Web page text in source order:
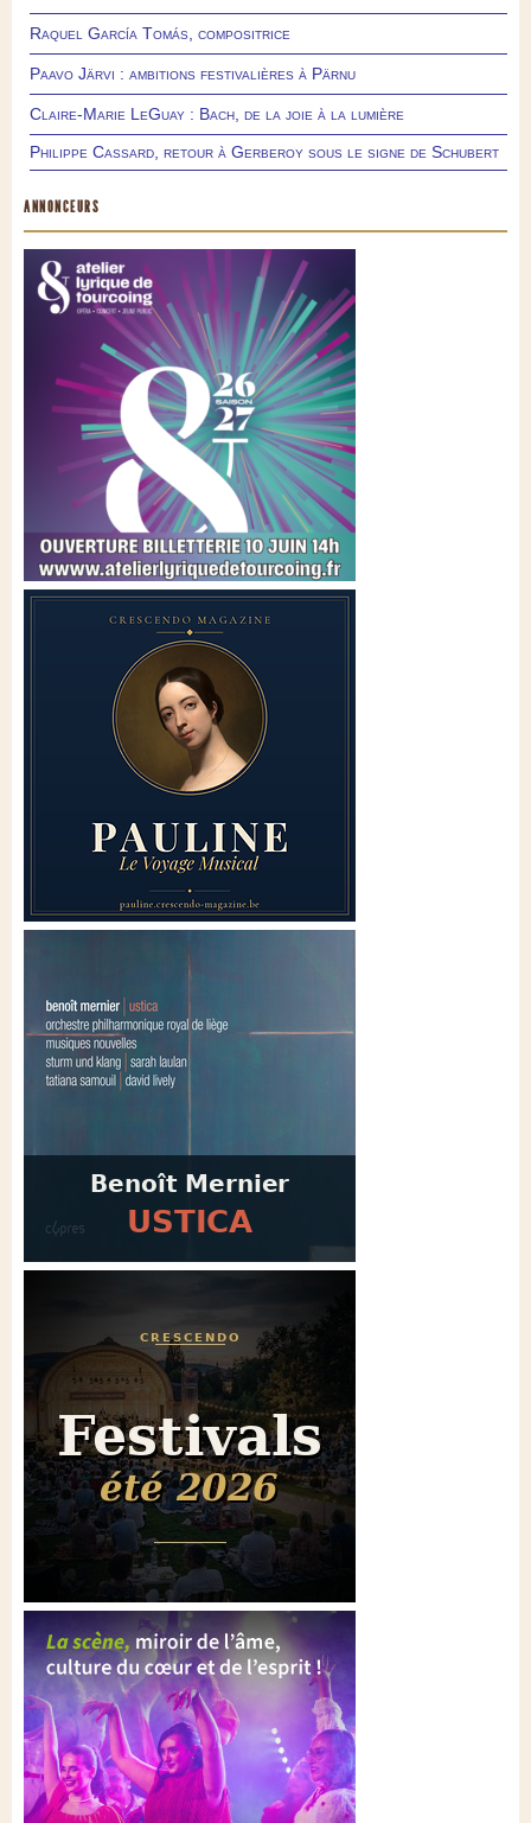
Raquel García Tomás, compositrice
Paavo Järvi : ambitions festivalières à Pärnu
Claire-Marie LeGuay : Bach, de la joie à la lumière
Philippe Cassard, retour à Gerberoy sous le signe de Schubert
ANNONCEURS